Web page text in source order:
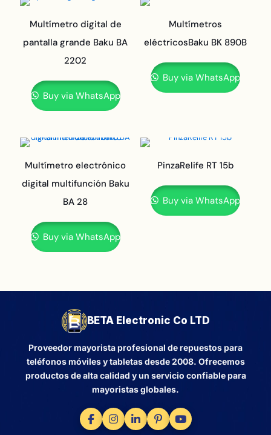
Multímetro digital de
pantalla grande Baku BA
2202
Buy via WhatsApp
Multímetros
eléctricosBaku BK 890B
Buy via WhatsApp
Multímetro electrónico
digital multifunción Baku
BA 28
Buy via WhatsApp
PinzaRelife RT 15b
Buy via WhatsApp
BETA Electronic Co LTD
Proveedor mayorista profesional de repuestos para
teléfonos móviles y tabletas desde 2008. Ofrecemos
productos de alta calidad y un servicio confiable para
mayoristas globales.